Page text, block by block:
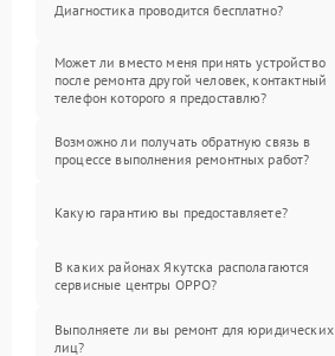
Диагностика проводится бесплатно?
Может ли вместо меня принять устройство
после ремонта другой человек, контактный
телефон которого я предоставлю?
Возможно ли получать обратную связь в
процессе выполнения ремонтных работ?
Какую гарантию вы предоставляете?
В каких районах Якутска располагаются
сервисные центры OPPO?
Выполняете ли вы ремонт для юридических
лиц?